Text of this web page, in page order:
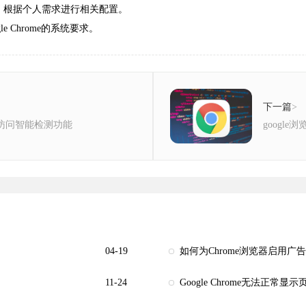
据个人需求进行相关配置。
Chrome的系统要求。
问智能检测功能
下一篇>
google浏
04-19 如何为Chrome浏览器启用广
11-24 Google Chrome无法正常显示